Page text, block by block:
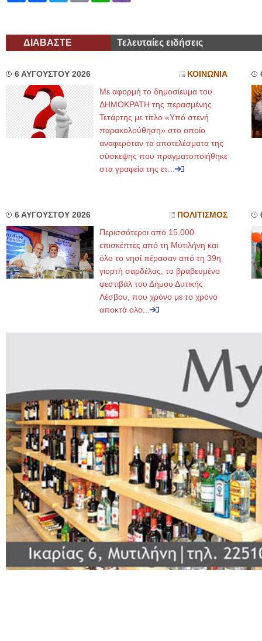
ΔΙΑΒΑΣΤΕ Τελευταίες ειδήσεις
6 ΑΥΓΟΥΣΤΟΥ 2026 ΚΟΙΝΩΝΙΑ
Με αφορμή το δημοσίευμα του
ΔΗΜΟΚΡΑΤΗ της περασμένης
Τετάρτης με τίτλο «Υπό στενή
παρακολούθηση» στο οποίο
αναφερόταν τα αποτελέσματα της
σύσκεψης που πραγματοποιήθηκε
στα γραφεία της ετ...
6 ΑΥΓΟΥΣΤΟΥ 2026 ΠΟΛΙΤΙΣΜΟΣ
Περισσότεροι από 15.000
επισκέπτες από τη Μυτιλήνη και
όλο το νησί πέρασαν από τη 39η
γιορτή σαρδέλας, το βραβευμένο
φεστιβάλ του Δήμου Δυτικής
Λέσβου, που χρόνο με το χρόνο
αποκτά ολο...